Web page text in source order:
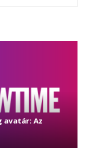
avatár: Az